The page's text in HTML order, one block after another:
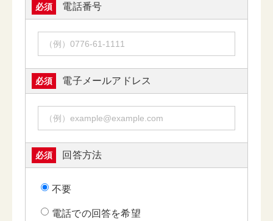
必須 電話番号
必須 電子メールアドレス
必須 回答方法
不要
電話での回答を希望